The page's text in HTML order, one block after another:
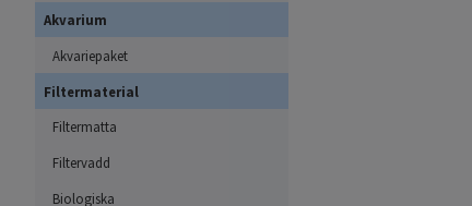
Akvarium
Akvariepaket
Filtermaterial
Filtermatta
Filtervadd
Biologiska